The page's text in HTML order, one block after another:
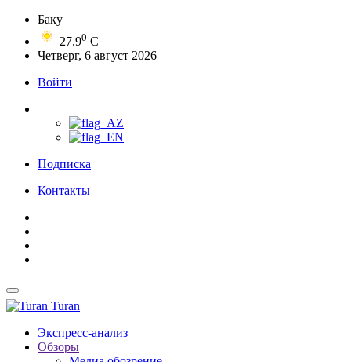
Баку
27.90 C
Четверг, 6 август 2026
Войти
Подписка
Контакты
Turan
Экспресс-анализ
Обзоры